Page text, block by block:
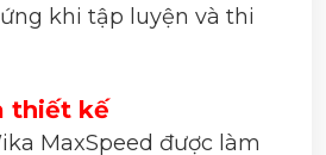
khi tập luyện và thi
thiết kế
MaxSpeed được làm